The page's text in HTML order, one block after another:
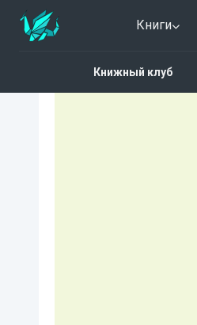
Книги
Книжный клуб
Нет оценок